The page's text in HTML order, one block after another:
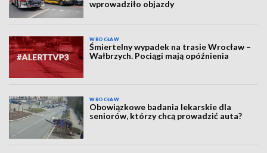
wprowadziło objazdy
WROCŁAW
Śmiertelny wypadek na trasie Wrocław –
Wałbrzych. Pociągi mają opóźnienia
WROCŁAW
Obowiązkowe badania lekarskie dla
seniorów, którzy chcą prowadzić auta?